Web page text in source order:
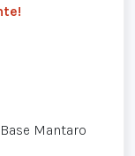
Mantaro